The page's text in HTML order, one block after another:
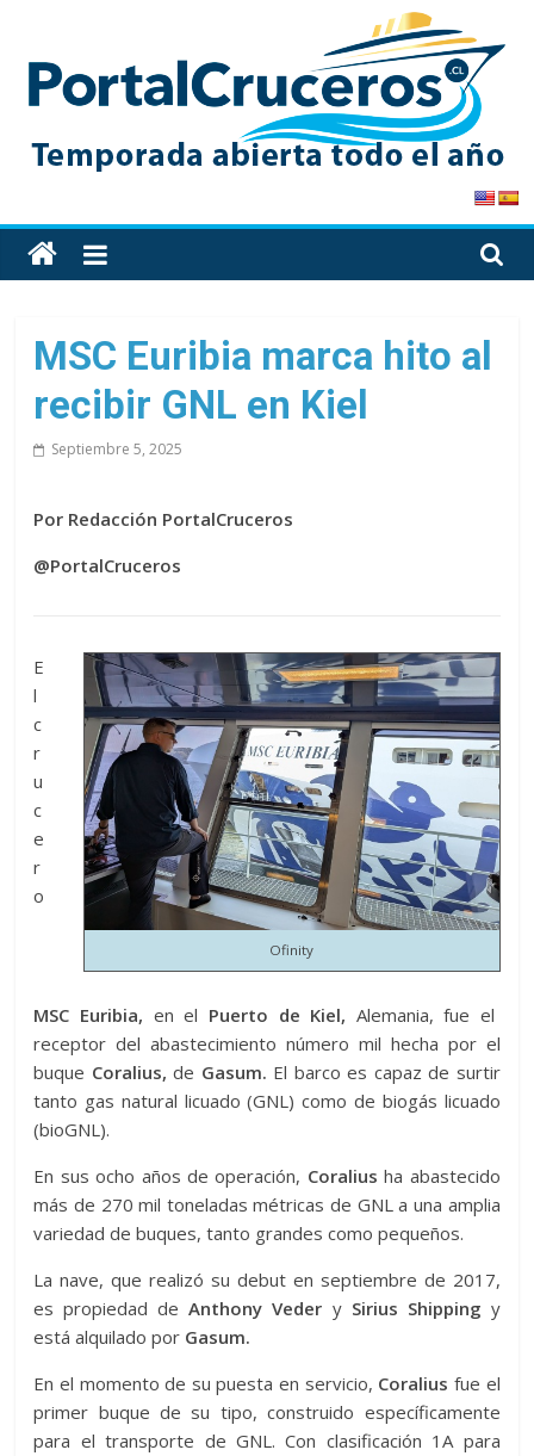
content
PortalCruceros
Toda
la
de
cruceros
en
un
solo
MSC Euribia marca hito al
recibir GNL en Kiel
Septiembre 5, 2025
Por Redacción PortalCruceros
@PortalCruceros
Ofinity
E
l
c
r
u
c
e
r
o
MSC Euribia, en el Puerto de Kiel, Alemania, fue el
receptor del abastecimiento número mil hecha por el
buque Coralius, de Gasum. El barco es capaz de surtir
tanto gas natural licuado (GNL) como de biogás licuado
(bioGNL).
En sus ocho años de operación, Coralius ha abastecido
más de 270 mil toneladas métricas de GNL a una amplia
variedad de buques, tanto grandes como pequeños.
La nave, que realizó su debut en septiembre de 2017,
es propiedad de Anthony Veder ySirius Shipping y
está alquilado por Gasum.
En el momento de su puesta en servicio, Coralius fue el
primer buque de su tipo, construido específicamente
para el transporte de GNL. Con clasificación 1A para